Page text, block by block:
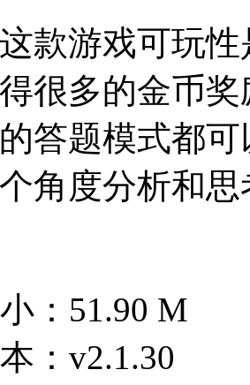
款游戏可玩
很多的金币
答题模式都
角度分析和
：51.90 M
：v2.1.30